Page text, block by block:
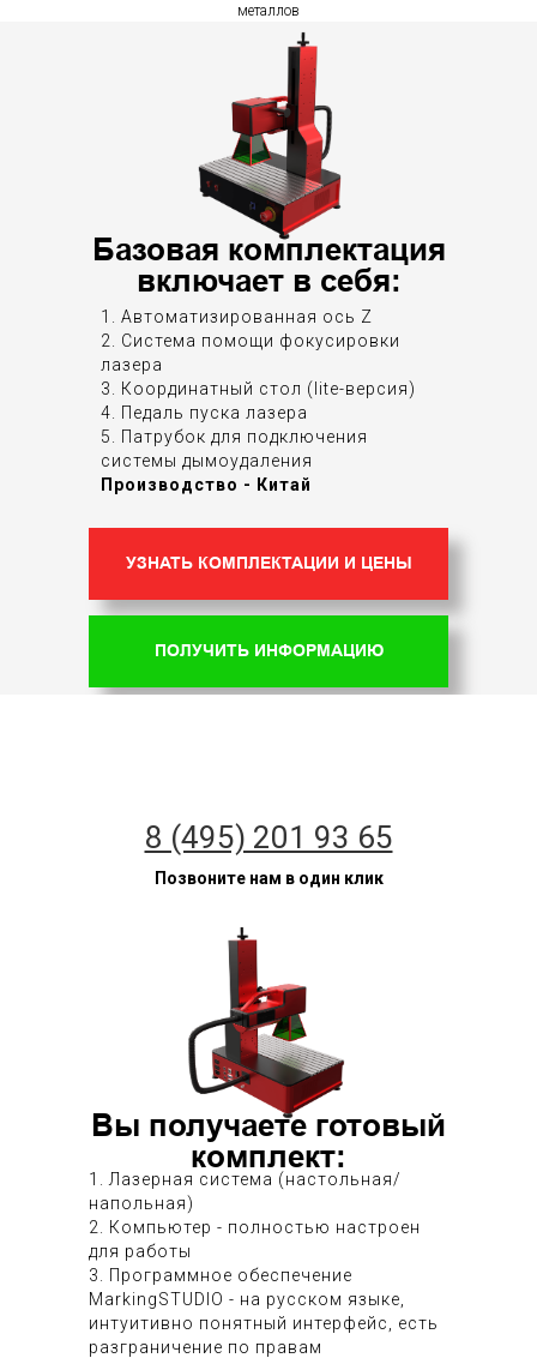
металлов
1. Автоматизированная ось Z
2. Система помощи фокусировки
лазера
3. Координатный стол (lite-версия)
4. Педаль пуска лазера
5. Патрубок для подключения
системы дымоудаления
Производство - Китай
Базовая комплектация
включает в себя:
УЗНАТЬ КОМПЛЕКТАЦИИ И ЦЕНЫ
ПОЛУЧИТЬ ИНФОРМАЦИЮ
8 (495) 201 93 65
Позвоните нам в один клик
1. Лазерная система (настольная/
напольная)
2. Компьютер - полностью настроен
для работы
3. Программное обеспечение
MarkingSTUDIO - на русском языке,
интуитивно понятный интерфейс, есть
разграничение по правам
Вы получаете готовый
комплект: